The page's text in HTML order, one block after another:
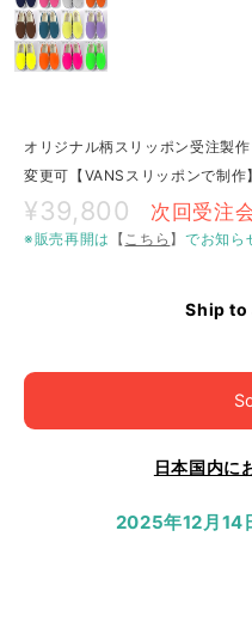
オリジナル柄スリッポン受注製
変更可【VANSスリッポンで制作】
¥39,800 次回受注
※販売再開は 【こちら 】でお知ら
Ship to
日本国内に
2025年12月14